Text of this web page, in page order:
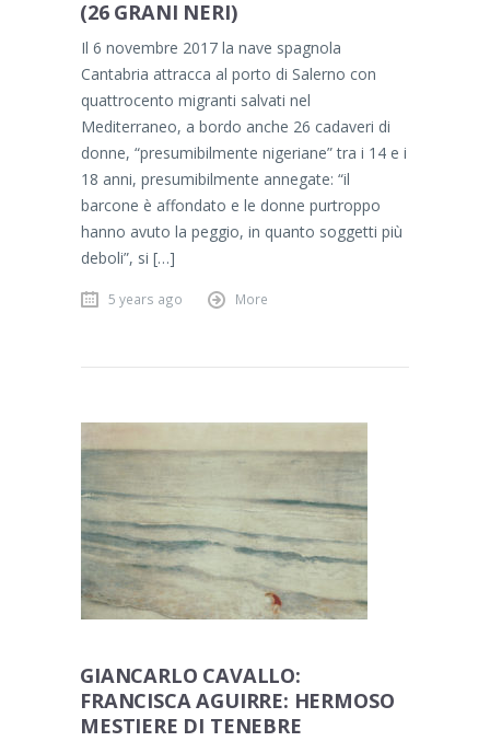
(26 GRANI NERI)
Il 6 novembre 2017 la nave spagnola
Cantabria attracca al porto di Salerno con
quattrocento migranti salvati nel
Mediterraneo, a bordo anche 26 cadaveri di
donne, “presumibilmente nigeriane” tra i 14 e i
18 anni, presumibilmente annegate: “il
barcone è affondato e le donne purtroppo
hanno avuto la peggio, in quanto soggetti più
deboli”, si […]
5 years ago More
GIANCARLO CAVALLO:
FRANCISCA AGUIRRE: HERMOSO
MESTIERE DI TENEBRE